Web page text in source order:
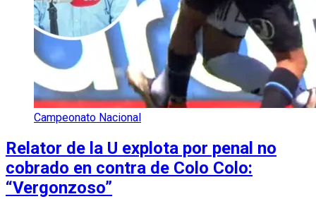
Campeonato Nacional
Relator de la U explota por penal no
cobrado en contra de Colo Colo:
“Vergonzoso”